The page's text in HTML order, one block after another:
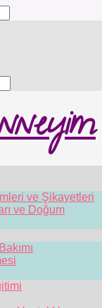
ve Şikayetleri
ve Doğum